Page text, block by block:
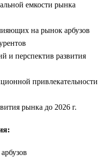
емкости рынка
на рынок арбузов
и перспектив развития
привлекательности
рынка до 2026 г.